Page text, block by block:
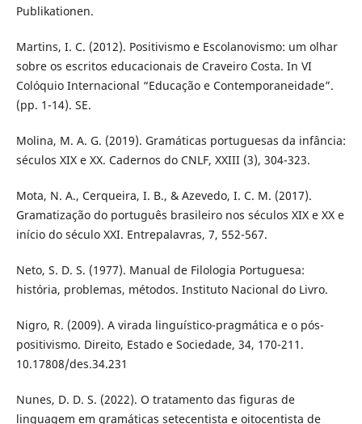
Publikationen.
Martins, I. C. (2012). Positivismo e Escolanovismo: um olhar
sobre os escritos educacionais de Craveiro Costa. In VI
Colóquio Internacional “Educação e Contemporaneidade”.
(pp. 1-14). SE.
Molina, M. A. G. (2019). Gramáticas portuguesas da infância:
séculos XIX e XX. Cadernos do CNLF, XXIII (3), 304-323.
Mota, N. A., Cerqueira, I. B., & Azevedo, I. C. M. (2017).
Gramatização do português brasileiro nos séculos XIX e XX e
início do século XXI. Entrepalavras, 7, 552-567.
Neto, S. D. S. (1977). Manual de Filologia Portuguesa:
história, problemas, métodos. Instituto Nacional do Livro.
Nigro, R. (2009). A virada linguístico-pragmática e o pós-
positivismo. Direito, Estado e Sociedade, 34, 170-211.
10.17808/des.34.231
Nunes, D. D. S. (2022). O tratamento das figuras de
linguagem em gramáticas setecentista e oitocentista de